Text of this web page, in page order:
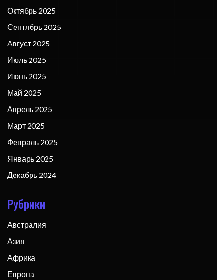
Октябрь 2025
Сентябрь 2025
Август 2025
Июль 2025
Июнь 2025
Май 2025
Апрель 2025
Март 2025
Февраль 2025
Январь 2025
Декабрь 2024
Рубрики
Австралия
Азия
Африка
Европа